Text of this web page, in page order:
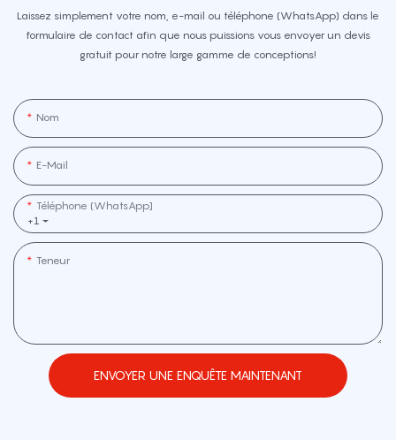
Laissez simplement votre nom, e-mail ou téléphone (WhatsApp) dans le
formulaire de contact afin que nous puissions vous envoyer un devis
gratuit pour notre large gamme de conceptions!
Nom
E-Mail
+1
Téléphone (WhatsApp]
Teneur
ENVOYER UNE ENQUÊTE MAINTENANT